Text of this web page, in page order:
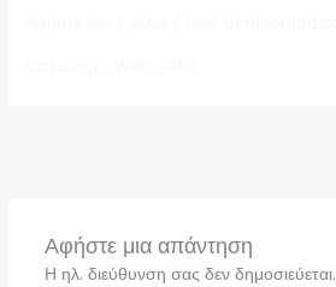
Αφήστε μια απάντηση
Η ηλ. διεύθυνση σας δεν δημοσιεύεται.